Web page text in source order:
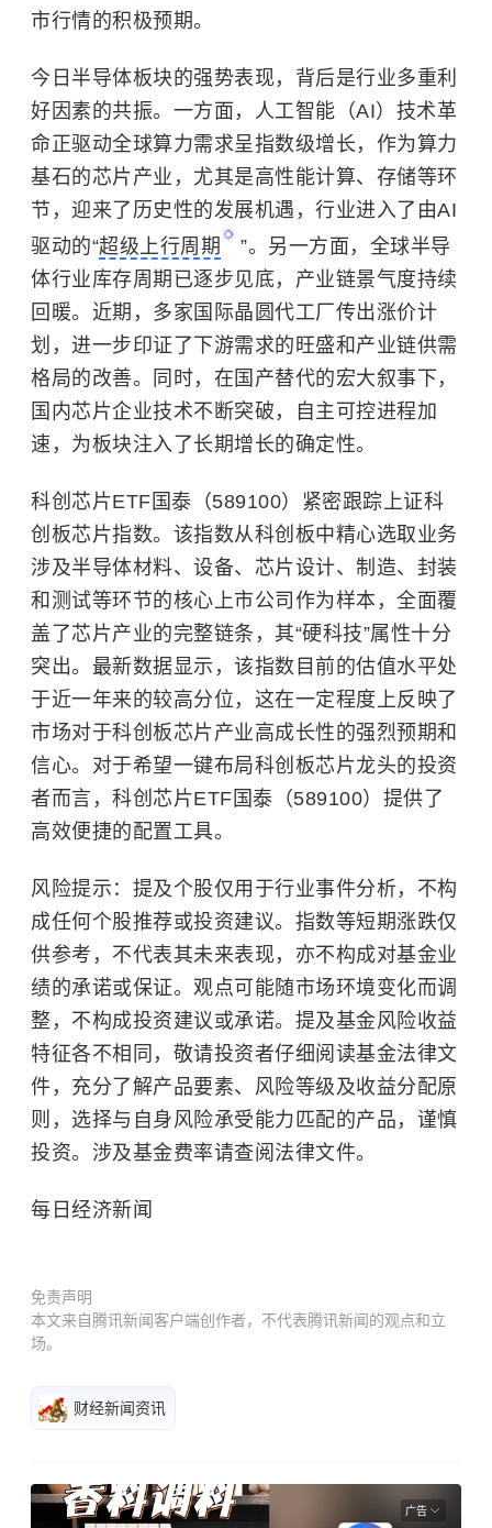
市行情的积极预期。
今日半导体板块的强势表现，背后是行业多重利
好因素的共振。一方面，人工智能（AI）技术革
命正驱动全球算力需求呈指数级增长，作为算力
基石的芯片产业，尤其是高性能计算、存储等环
节，迎来了历史性的发展机遇，行业进入了由AI
驱动的“超级上行周期
”。另一方面，全球半导
体行业库存周期已逐步见底，产业链景气度持续
回暖。近期，多家国际晶圆代工厂传出涨价计
划，进一步印证了下游需求的旺盛和产业链供需
格局的改善。同时，在国产替代的宏大叙事下，
国内芯片企业技术不断突破，自主可控进程加
速，为板块注入了长期增长的确定性。
科创芯片ETF国泰（589100）紧密跟踪上证科
创板芯片指数。该指数从科创板中精心选取业务
涉及半导体材料、设备、芯片设计、制造、封装
和测试等环节的核心上市公司作为样本，全面覆
盖了芯片产业的完整链条，其“硬科技”属性十分
突出。最新数据显示，该指数目前的估值水平处
于近一年来的较高分位，这在一定程度上反映了
市场对于科创板芯片产业高成长性的强烈预期和
信心。对于希望一键布局科创板芯片龙头的投资
者而言，科创芯片ETF国泰（589100）提供了
高效便捷的配置工具。
风险提示：提及个股仅用于行业事件分析，不构
成任何个股推荐或投资建议。指数等短期涨跌仅
供参考，不代表其未来表现，亦不构成对基金业
绩的承诺或保证。观点可能随市场环境变化而调
整，不构成投资建议或承诺。提及基金风险收益
特征各不相同，敬请投资者仔细阅读基金法律文
件，充分了解产品要素、风险等级及收益分配原
则，选择与自身风险承受能力匹配的产品，谨慎
投资。涉及基金费率请查阅法律文件。
每日经济新闻
免责声明
本文来自腾讯新闻客户端创作者，不代表腾讯新闻的观点和立
场。
财经新闻资讯
广告